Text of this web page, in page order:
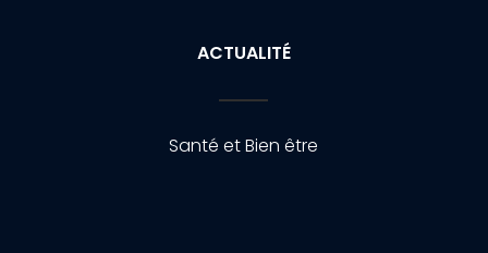
ACTUALITÉ
Santé et Bien être